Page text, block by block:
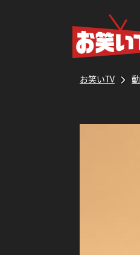
お笑いTV